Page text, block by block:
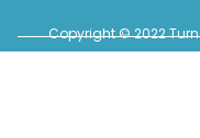
Copyright © 2022